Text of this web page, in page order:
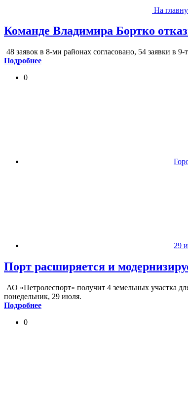
На
Команде Владимира Бортко
48 заявок в 8-ми районах согласовано, 54 заявки в
Подробнее
0
29
Порт расширяется и
АО «Петролеспорт» получит 4 земельных участка
понедельник, 29 июля.
Подробнее
0